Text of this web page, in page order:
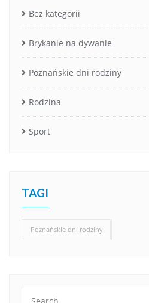
Bez kategorii
Brykanie na dywanie
Poznańskie dni rodziny
Rodzina
Sport
TAGI
Poznańskie dni rodziny